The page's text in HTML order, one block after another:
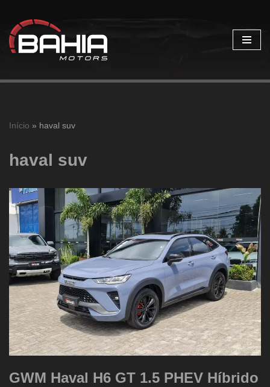
Pular
para
Início » haval suv
haval suv
GWM Haval H6 GT 1.5 PHEV Híbrido